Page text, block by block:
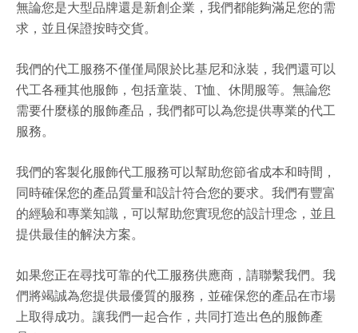
無論您是大型品牌還是新創企業，我們都能夠滿足您的需
求，並且保證按時交貨。
我們的代工服務不僅僅局限於比基尼和泳裝，我們還可以
代工各種其他服飾，包括童裝、T恤、休閒服等。無論您
需要什麼樣的服飾產品，我們都可以為您提供專業的代工
服務。
我們的客製化服飾代工服務可以幫助您節省成本和時間，
同時確保您的產品質量和設計符合您的要求。我們有豐富
的經驗和專業知識，可以幫助您實現您的設計理念，並且
提供最佳的解決方案。
如果您正在尋找可靠的代工服務供應商，請聯繫我們。我
們將竭誠為您提供最優質的服務，並確保您的產品在市場
上取得成功。讓我們一起合作，共同打造出色的服飾產